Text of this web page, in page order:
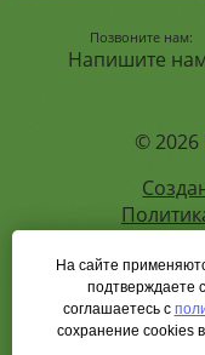
Позвоните нам:
Напишите
©
На сайте
подтверждаете
соглашаетесь с
сохранение cookies